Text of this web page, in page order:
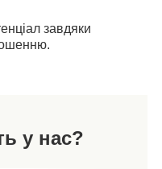
завдяки
у нас?